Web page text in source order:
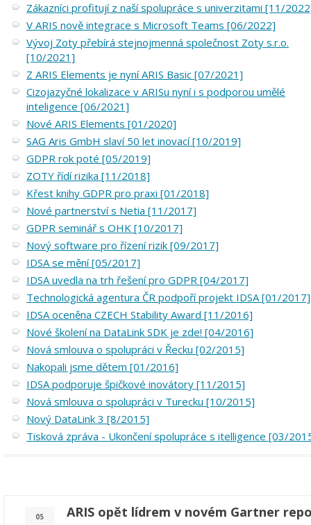
Zákazníci profitují z naší spolupráce s univerzitami [11/
V ARIS nově integrace s Microsoft Teams [06/2022]
Vývoj Zoty přebírá stejnojmenná společnost Zoty s.r.o.
[10/2021]
Z ARIS Elements je nyní ARIS Basic [07/2021]
Cizojazyčné lokalizace v ARISu nyní i s podporou umělé
inteligence [06/2021]
Nové ARIS Elements [01/2020]
SAG Aris GmbH slaví 50 let inovací [10/2019]
GDPR rok poté [05/2019]
ZOTY řídí rizika [11/2018]
Křest knihy GDPR pro praxi [01/2018]
Nové partnerství s Netia [11/2017]
GDPR seminář s OHK [10/2017]
Nový software pro řízení rizik [09/2017]
IDSA se mění [05/2017]
IDSA uvedla na trh řešení pro GDPR [04/2017]
Technologická agentura ČR podpoří projekt IDSA [01/2017]
IDSA oceněna CZECH Stability Award [11/2016]
Nové školení na DataLink SDK je zde! [04/2016]
Nová smlouva o spolupráci v Řecku [02/2015]
Nakopali jsme dětem [01/2016]
IDSA podporuje špičkové inovátory [11/2015]
Nová smlouva o spolupráci v Turecku [10/2015]
Nový DataLink 3 [8/2015]
Tisková zpráva - Ukončení spolupráce s itelligence [03/
05
ARIS opět lídrem v novém Gartner